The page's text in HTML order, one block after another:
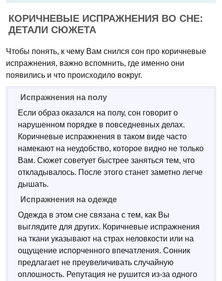
КОРИЧНЕВЫЕ ИСПРАЖНЕНИЯ ВО СНЕ:
ДЕТАЛИ СЮЖЕТА
Чтобы понять, к чему Вам снился сон про коричневые
испражнения, важно вспомнить, где именно они
появились и что происходило вокруг.
Испражнения на полу
Если образ оказался на полу, сон говорит о
нарушенном порядке в повседневных делах.
Коричневые испражнения в таком виде часто
намекают на неудобство, которое видно не только
Вам. Сюжет советует быстрее заняться тем, что
откладывалось. После этого станет заметно легче
дышать.
Испражнения на одежде
Одежда в этом сне связана с тем, как Вы
выглядите для других. Коричневые испражнения
на ткани указывают на страх неловкости или на
ощущение испорченного впечатления. Сонник
предлагает не преувеличивать случайную
оплошность. Репутация не рушится из-за одного